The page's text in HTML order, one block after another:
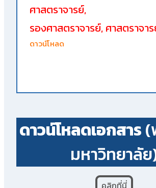
ศาสตราจารย์,
รองศาสตราจารย์, ศาสตราจา
ดาวน์โหลด
ดาวน์โหลดเอกสาร(
มหาวิทยาลั